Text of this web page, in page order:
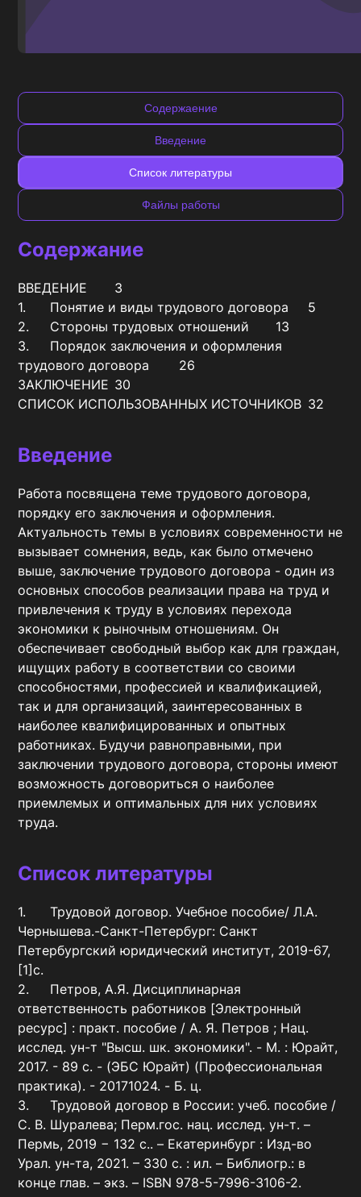
Содержаение
Введение
Список литературы
Файлы работы
Содержание
ВВЕДЕНИЕ	3
1.	Понятие и виды трудового договора	5
2.	Стороны трудовых отношений	13
3.	Порядок заключения и оформления
трудового договора	26
ЗАКЛЮЧЕНИЕ	30
СПИСОК ИСПОЛЬЗОВАННЫХ ИСТОЧНИКОВ	32
Введение
Работа посвящена теме трудового договора,
порядку его заключения и оформления.
Актуальность темы в условиях современности не
вызывает сомнения, ведь, как было отмечено
выше, заключение трудового договора - один из
основных способов реализации права на труд и
привлечения к труду в условиях перехода
экономики к рыночным отношениям. Он
обеспечивает свободный выбор как для граждан,
ищущих работу в соответствии со своими
способностями, профессией и квалификацией,
так и для организаций, заинтересованных в
наиболее квалифицированных и опытных
работниках. Будучи равноправными, при
заключении трудового договора, стороны имеют
возможность договориться о наиболее
приемлемых и оптимальных для них условиях
труда.
Список литературы
1.	Трудовой договор. Учебное пособие/ Л.А.
Чернышева.-Санкт-Петербург: Санкт
Петербургский юридический институт, 2019-67,
[1]c.
2.	Петров, А.Я. Дисциплинарная
ответственность работников [Электронный
ресурс] : практ. пособие / А. Я. Петров ; Нац.
исслед. ун-т "Высш. шк. экономики". - М. : Юрайт,
2017. - 89 с. - (ЭБС Юрайт) (Профессиональная
практика). - 20171024. - Б. ц.
3.	Трудовой договор в России: учеб. пособие /
С. В. Шуралева; Перм.гос. нац. исслед. ун-т. –
Пермь, 2019 − 132 с.. – Екатеринбург : Изд-во
Урал. ун-та, 2021. – 330 с. : ил. – Библиогр.: в
конце глав. – экз. – ISBN 978-5-7996-3106-2.